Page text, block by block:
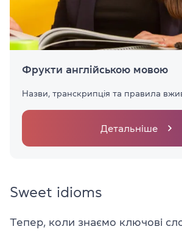
Фрукти англійською мовою
Назви, транскрипція та правила
Детальніше
Sweet idioms
Тепер, коли знаємо ключові